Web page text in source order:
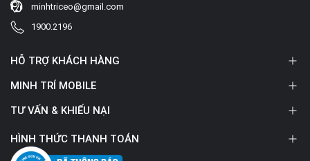
minhtriceo@gmail.com
1900.2196
HỖ TRỢ KHÁCH HÀNG
MINH TRÍ MOBILE
TƯ VẤN & KHIẾU NẠI
HÌNH THỨC THANH TOÁN